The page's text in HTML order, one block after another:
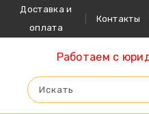
Доставка и
оплата
Контакты
Работаем с